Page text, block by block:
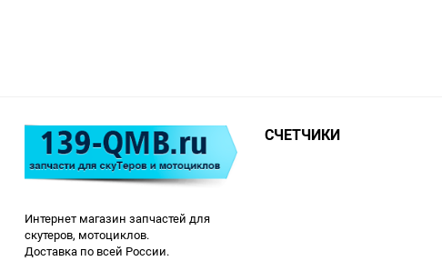
Интернет магазин запчастей для
скутеров, мотоциклов.
Доставка по всей России.
СЧЕТЧИКИ